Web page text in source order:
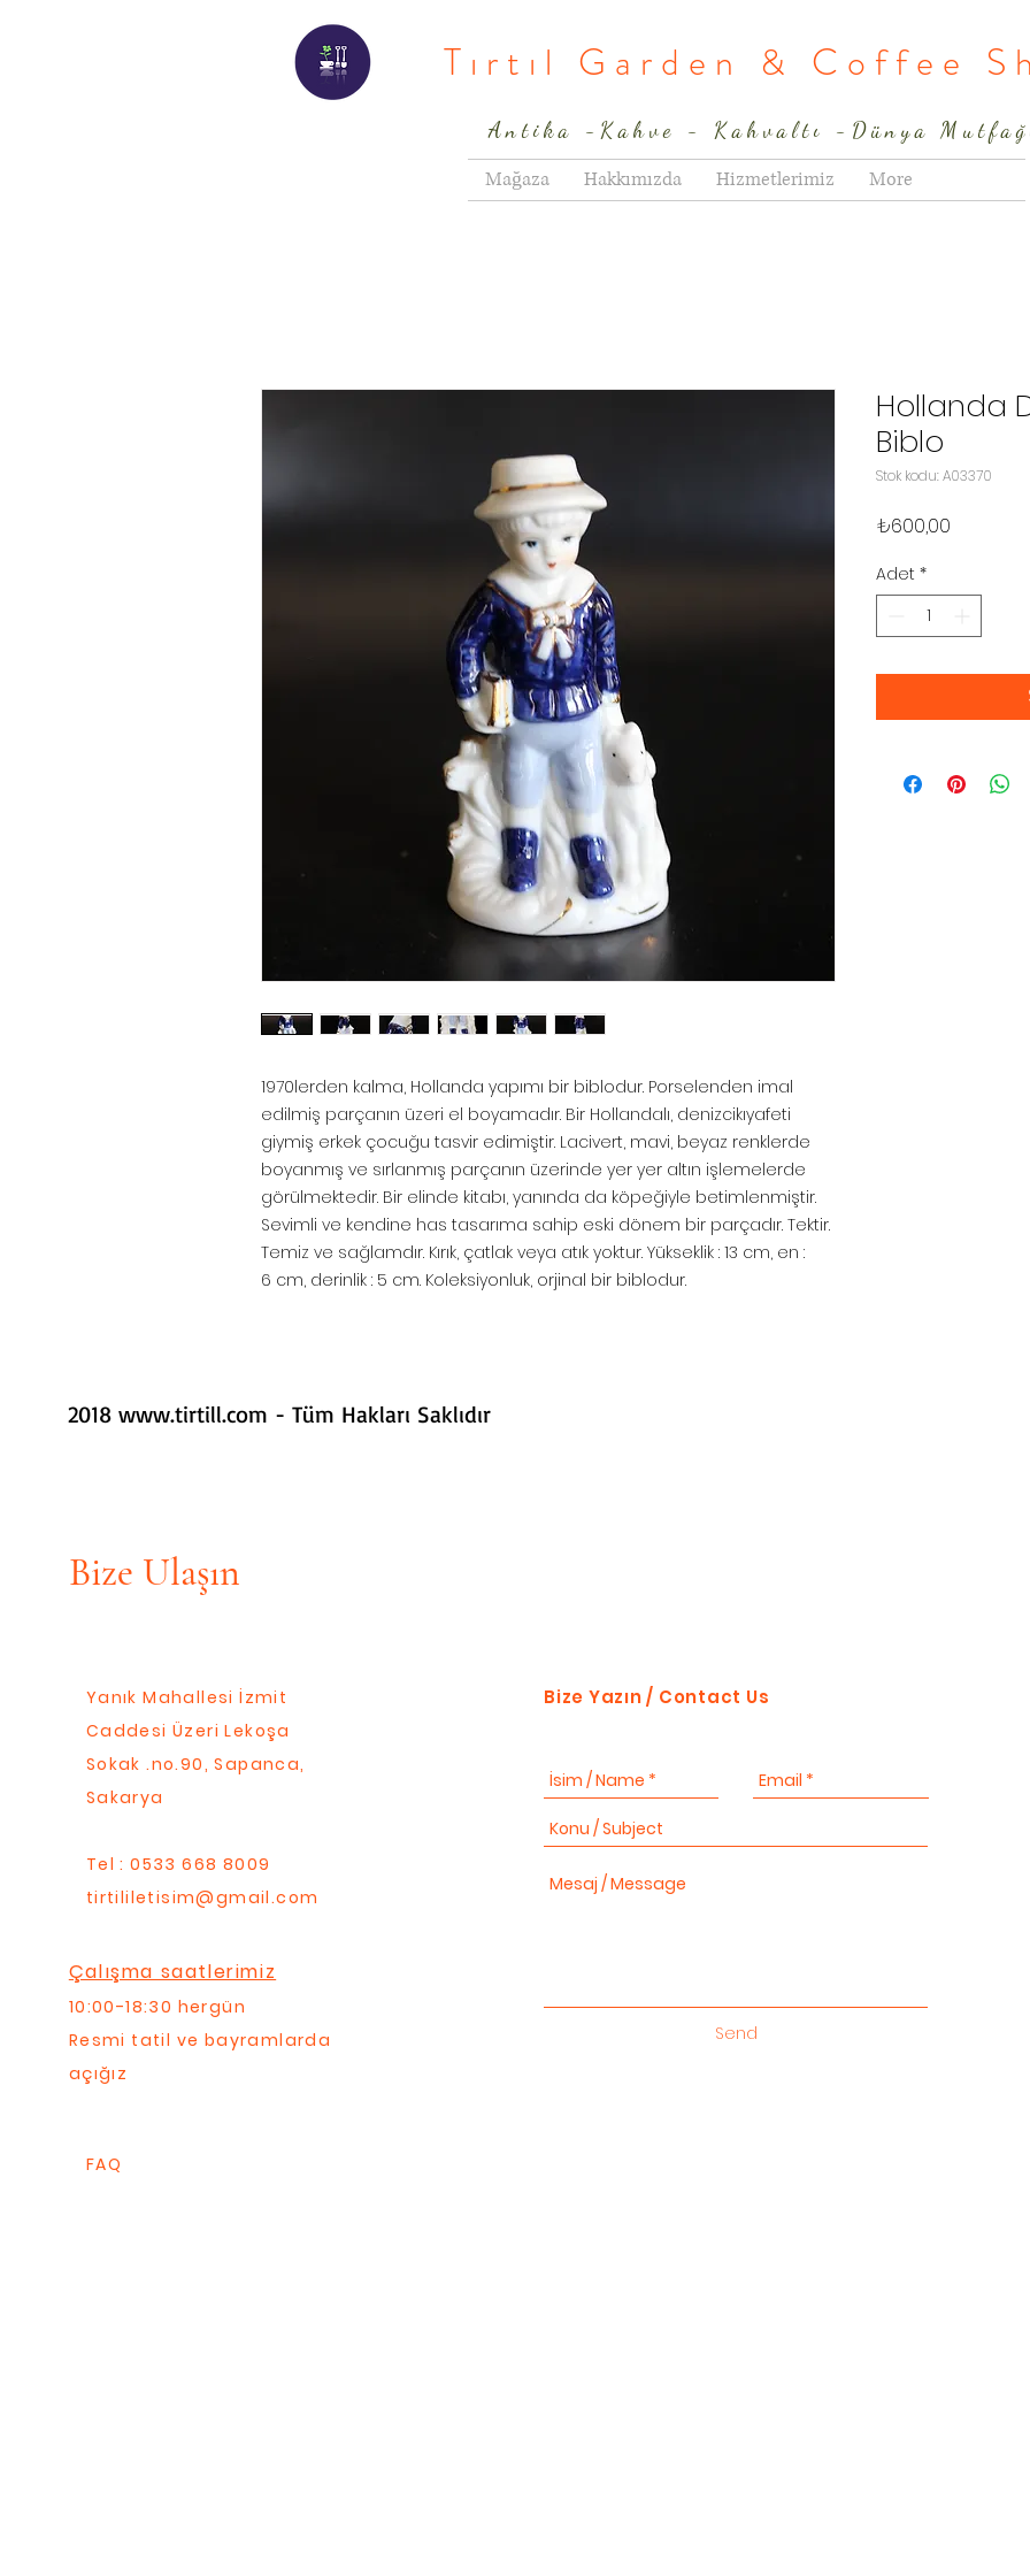
Tırtıl Garden & Coffee
Antika -Kahve - Kahvaltı -Dünya
Mağaza
Hakkımızda Hizmetlerimiz More
1970lerden kalma, Hollanda yapımı bir biblodur. Porselenden imal
edilmiş parçanın üzeri el boyamadır. Bir Hollandalı, denizcikıyafeti
giymiş erkek çocuğu tasvir edimiştir. Lacivert, mavi, beyaz renklerde
boyanmış ve sırlanmış parçanın üzerinde yer yer altın işlemelerde
görülmektedir. Bir elinde kitabı, yanında da köpeğiyle betimlenmiştir.
Sevimli ve kendine has tasarıma sahip eski dönem bir parçadır. Tektir.
Temiz ve sağlamdır. Kırık, çatlak veya atık yoktur. Yükseklik : 13 cm, en :
6 cm, derinlik : 5 cm. Koleksiyonluk, orjinal bir biblodur.
Hollanda
Biblo
Stok kodu: A03370
₺600,00
Adet *
2018 www.tirtill.com - Tüm Hakları Saklıdır
Bize Ulaşın
Yanık Mahallesi İzmit
Caddesi Üzeri Lekoşa
Sokak .no.90, Sapanca,
Sakarya
Tel : 0533 668 8009
tirtililetisim@gmail.com
Çalışma saatlerimiz
10:00-18:30 hergün
Resmi tatil ve bayramlarda
açığız
FAQ
Bize Yazın / Contact Us
Send